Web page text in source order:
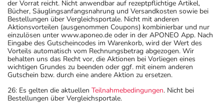
der Vorrat reicht. Nicht anwendbar auf rezeptpflichtige Artikel,
Bücher, Säuglingsanfangsnahrung und Versandkosten sowie bei
Bestellungen über Vergleichsportale. Nicht mit anderen
Aktionsvorteilen (ausgenommen Coupons) kombinierbar und nur
einzulösen unter www.aponeo.de oder in der APONEO App. Nach
Eingabe des Gutscheincodes im Warenkorb, wird der Wert des
Vorteils automatisch vom Rechnungsbetrag abgezogen. Wir
behalten uns das Recht vor, die Aktionen bei Vorliegen eines
wichtigen Grundes zu beenden oder ggf. mit einem anderen
Gutschein bzw. durch eine andere Aktion zu ersetzen.
26: Es gelten die aktuellen Teilnahmebedingungen. Nicht bei
Bestellungen über Vergleichsportale.